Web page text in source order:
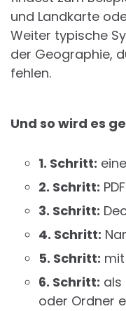
und Landkarte
Weiter typische
der Geographie,
fehlen.
Und so wird es
1. Schritt:
2. Schritt:
3. Schritt:
4. Schritt:
5. Schritt:
6. Schritt: als
oder Ordner